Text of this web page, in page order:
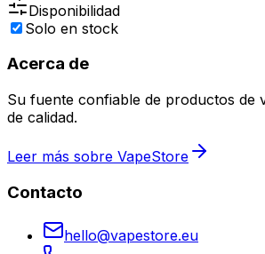
Disponibilidad
Solo en stock
Acerca de
Su fuente confiable de productos de
de calidad.
Leer más sobre VapeStore
Contacto
hello@vapestore.eu